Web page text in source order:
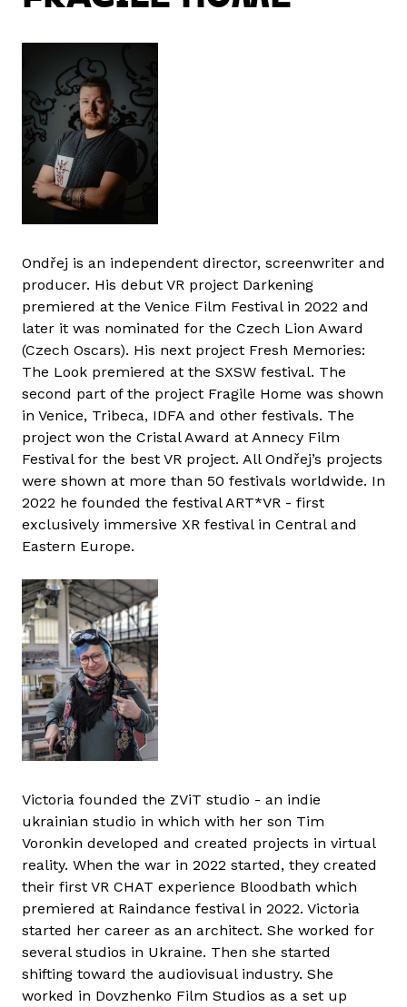
Ondřej is an independent director, screenwriter and
producer. His debut VR project Darkening
premiered at the Venice Film Festival in 2022 and
later it was nominated for the Czech Lion Award
(Czech Oscars). His next project Fresh Memories:
The Look premiered at the SXSW festival. The
second part of the project Fragile Home was shown
in Venice, Tribeca, IDFA and other festivals. The
project won the Cristal Award at Annecy Film
Festival for the best VR project. All Ondřej’s projects
were shown at more than 50 festivals worldwide. In
2022 he founded the festival ART*VR - first
exclusively immersive XR festival in Central and
Eastern Europe.
Victoria founded the ZViT studio - an indie
ukrainian studio in which with her son Tim
Voronkin developed and created projects in virtual
reality. When the war in 2022 started, they created
their first VR CHAT experience Bloodbath which
premiered at Raindance festival in 2022. Victoria
started her career as an architect. She worked for
several studios in Ukraine. Then she started
shifting toward the audiovisual industry. She
worked in Dovzhenko Film Studios as a set up